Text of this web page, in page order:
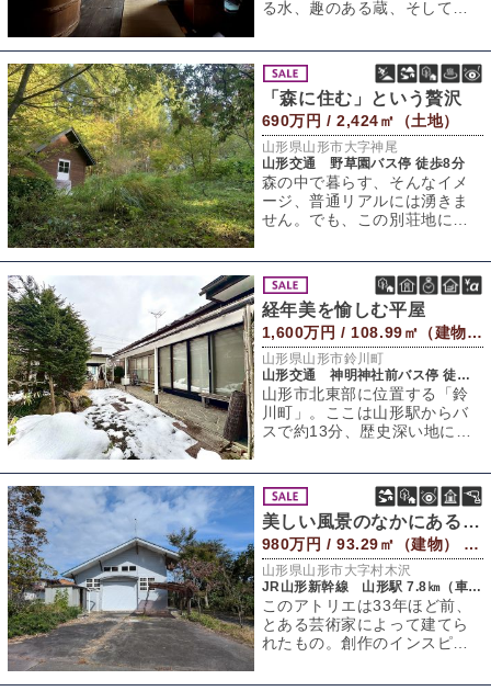
る水、趣のある蔵、そして
「森に住む」という贅沢
690万円 / 2,424㎡（土地）
山形県山形市大字神尾
山形交通 野草園バス停 徒歩8分
森の中で暮らす、そんなイメ
ージ、普通リアルには湧きま
せん。でも、この別荘地に足
その光景がクリア
経年美を愉しむ平屋
1,600万円 / 108.99㎡（建物） 359.12㎡（敷地）
山形県山形市鈴川町
山形交通 神明神社前バス停 徒歩5分
山形市北東部に位置する「鈴
川町」。ここは山形駅からバ
スで約13分、歴史深い地に佇
美しい風景のなかにあるアトリエ
980万円 / 93.29㎡（建物） 672.89㎡（敷地）
山形県山形市大字村木沢
JR山形新幹線 山形駅 7.8㎞（車約17分）
このアトリエは33年ほど前、
とある芸術家によって建てら
れたもの。創作のインスピレ